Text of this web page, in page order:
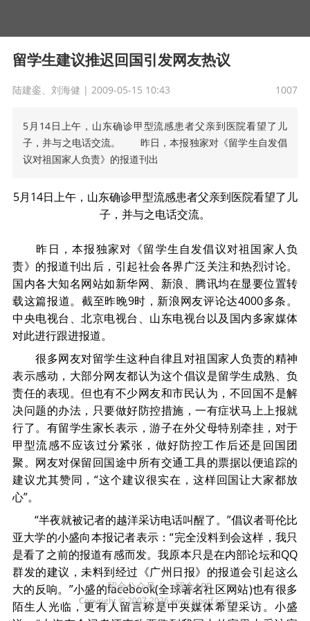
留学生建议推迟回国引发网友热议
陆建銮、刘海健 | 2009-05-15 10:43 1007
5月14日上午，山东确诊甲型流感患者父亲到医院看望了儿
子，并与之电话交流。 昨日，本报独家对《留学生自发倡
议对祖国家人负责》的报道刊出
5月14日上午，山东确诊甲型流感患者父亲到医院看望了儿
子，并与之电话交流。
昨日，本报独家对《留学生自发倡议对祖国家人负
责》的报道刊出后，引起社会各界广泛关注和热烈讨论。
国内各大知名网站如新华网、新浪、腾讯均在显要位置转
载这篇报道。截至昨晚9时，新浪网友评论达4000多条。
中央电视台、北京电视台、山东电视台以及国内多家媒体
对此进行跟进报道。
很多网友对留学生这种自律且对祖国家人负责的精神
表示感动，大部分网友都认为这个倡议是留学生成熟、负
责任的表现。但也有不少网友和市民认为，不回国不是解
决问题的办法，只要做好防控措施，一有症状马上上报就
行了。有留学生家长表示，游子在外父母特别牵挂，对于
甲型流感不应该过分紧张，做好防控工作后还是回国团
聚。网友对保留回国途中所有交通工具的票据以便追踪的
建议尤其赞同，“这个建议很实在，这样回国让大家都放
心”。
“半夜就被记者的越洋采访电话叫醒了。”倡议者哥伦比
亚大学的小盛向本报记者表示：“完全没料到会这样，我只
是看了之前的报道有感而发。我原本只是在内部论坛和QQ
群发的建议，未料到经过《广州日报》的报道会引起这么
大的反响。”小盛的facebook(全球著名社区网站)也有很多
陌生人光临，更有人留言称是中央媒体希望采访。小盛
贸金公众号| 贸金APP
Copyright © 2007-2026 www.sinotf.com